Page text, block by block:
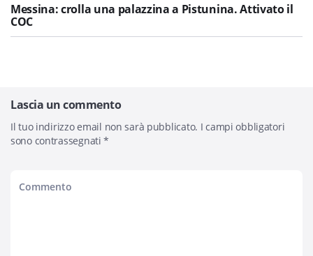
Messina: crolla una palazzina a Pistunina. Attivato il
COC
Lascia un commento
Il tuo indirizzo email non sarà pubblicato. I campi obbligatori
sono contrassegnati*